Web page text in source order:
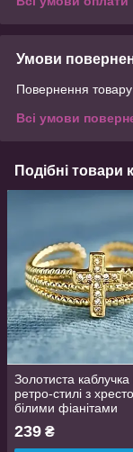
Умови
Повернення
Всі умови
Подібні товари
Золотиста каблучка
ретро-стилі з
білими фіанітами
регульована від 17
AurumLux764
239 ₴